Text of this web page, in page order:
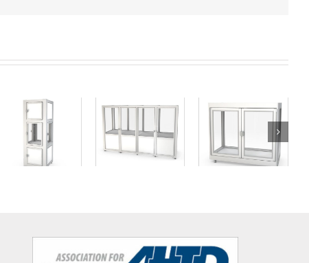
Cabina
compacta
con tres
secciones
Cabina para
procesos
interconectados
Cabina de
protección
con una gran
escotilla